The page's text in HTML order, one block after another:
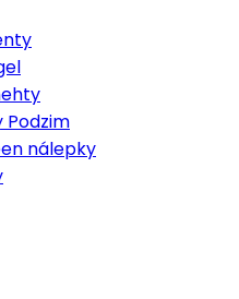
Podzim
nálepky